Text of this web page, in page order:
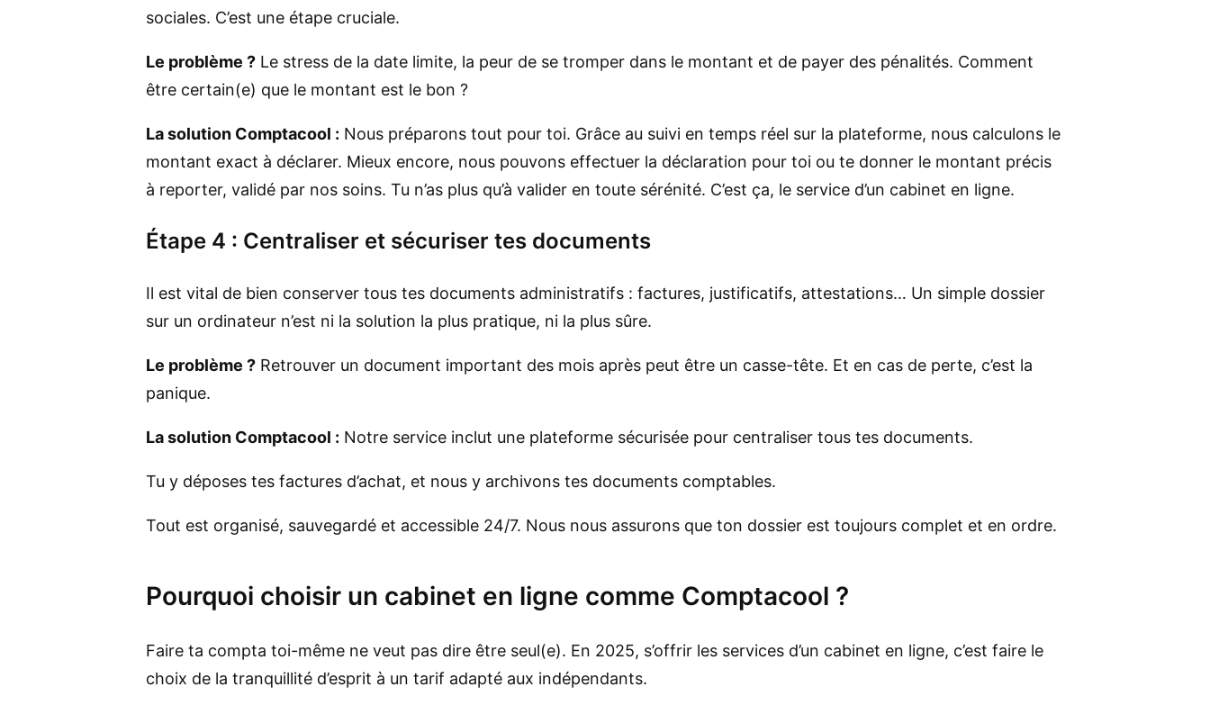
sociales. C’est une étape cruciale.
Le problème ? Le stress de la date limite, la peur de se tromper dans le montant et de payer des pénalités. Comment
être certain(e) que le montant est le bon ?
La solution Comptacool : Nous préparons tout pour toi. Grâce au suivi en temps réel sur la plateforme, nous calculons le
montant exact à déclarer. Mieux encore, nous pouvons effectuer la déclaration pour toi ou te donner le montant précis
à reporter, validé par nos soins. Tu n’as plus qu’à valider en toute sérénité. C’est ça, le service d’un cabinet en ligne.
Étape 4 : Centraliser et sécuriser tes documents
Il est vital de bien conserver tous tes documents administratifs : factures, justificatifs, attestations… Un simple dossier
sur un ordinateur n’est ni la solution la plus pratique, ni la plus sûre.
Le problème ? Retrouver un document important des mois après peut être un casse-tête. Et en cas de perte, c’est la
panique.
La solution Comptacool : Notre service inclut une plateforme sécurisée pour centraliser tous tes documents.
Tu y déposes tes factures d’achat, et nous y archivons tes documents comptables.
Tout est organisé, sauvegardé et accessible 24/7. Nous nous assurons que ton dossier est toujours complet et en ordre.
Pourquoi choisir un cabinet en ligne comme Comptacool ?
Faire ta compta toi-même ne veut pas dire être seul(e). En 2025, s’offrir les services d’un cabinet en ligne, c’est faire le
choix de la tranquillité d’esprit à un tarif adapté aux indépendants.